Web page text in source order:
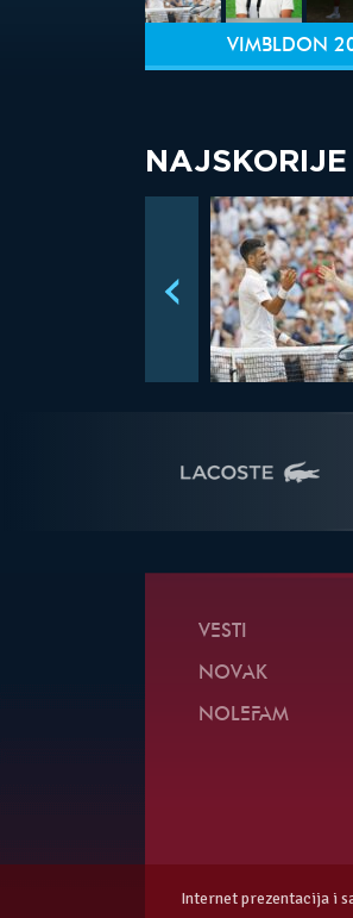
VIMBLDON
VESTI
NOVAK
NOLEFAM
Internet prezentacija i